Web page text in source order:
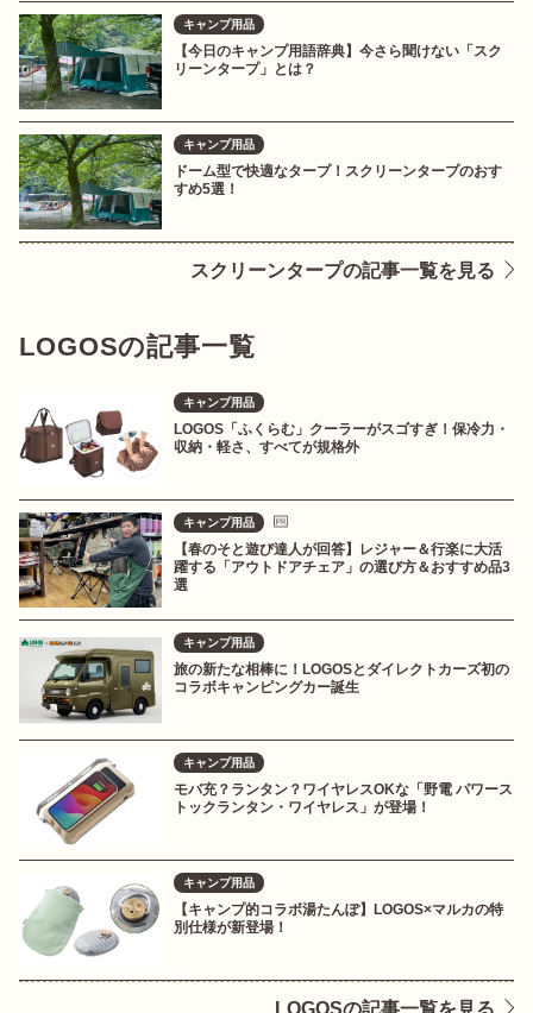
キャンプ用品
【今日のキャンプ用語辞典】今さら聞けない「スク
リーンタープ」とは？
キャンプ用品
ドーム型で快適なタープ！スクリーンタープのおす
すめ5選！
スクリーンタープの記事一覧を見る
LOGOSの記事一覧
キャンプ用品
LOGOS「ふくらむ」クーラーがスゴすぎ！保冷力・
収納・軽さ、すべてが規格外
キャンプ用品
【春のそと遊び達人が回答】レジャー＆行楽に大活
躍する「アウトドアチェア」の選び方＆おすすめ品3
選
キャンプ用品
旅の新たな相棒に！LOGOSとダイレクトカーズ初の
コラボキャンピングカー誕生
キャンプ用品
モバ充？ランタン？ワイヤレスOKな「野電 パワース
トックランタン・ワイヤレス」が登場！
キャンプ用品
【キャンプ的コラボ湯たんぽ】LOGOS×マルカの特
別仕様が新登場！
LOGOSの記事一覧を見る